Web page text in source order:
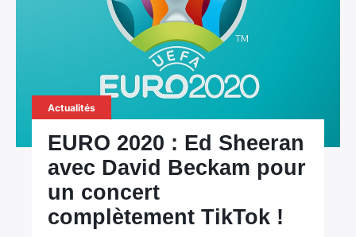
Actualités
EURO 2020 : Ed Sheeran
avec David Beckam pour
un concert
complètement TikTok !